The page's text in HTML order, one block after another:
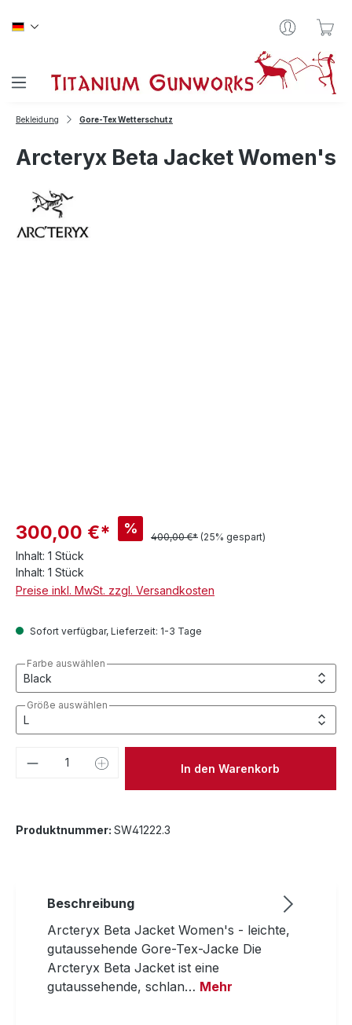
Bekleidung Gore-Tex Wetterschutz
Arcteryx Beta Jacket Women's
300,00 €* %
400,00 €* (25% gespart)
Inhalt: 1 Stück
Inhalt: 1 Stück
Preise inkl. MwSt. zzgl. Versandkosten
Sofort verfügbar, Lieferzeit: 1-3 Tage
Farbe auswählen
Größe auswählen
Produkt Anzahl: Gib denIn den Warenkorb
Produktnummer: SW41222.3
Beschreibung
Arcteryx Beta Jacket Women's - leichte,
gutaussehende Gore-Tex-Jacke Die
Arcteryx Beta Jacket ist eine
gutaussehende, schlan… Mehr